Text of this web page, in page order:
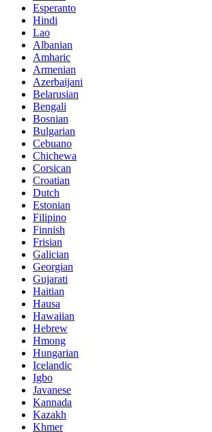
Esperanto
Hindi
Lao
Albanian
Amharic
Armenian
Azerbaijani
Belarusian
Bengali
Bosnian
Bulgarian
Cebuano
Chichewa
Corsican
Croatian
Dutch
Estonian
Filipino
Finnish
Frisian
Galician
Georgian
Gujarati
Haitian
Hausa
Hawaiian
Hebrew
Hmong
Hungarian
Icelandic
Igbo
Javanese
Kannada
Kazakh
Khmer